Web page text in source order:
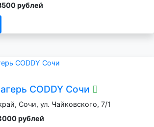
рублей
CODDY Сочи
Сочи, ул. Чайковского, 7/1
рублей